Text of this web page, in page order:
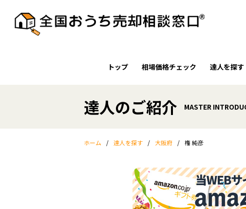
トップ 相場価格チェック 達人を探す
達人のご紹介 MASTER
ホーム / 達人を探す / 大阪府 / 権 純彦